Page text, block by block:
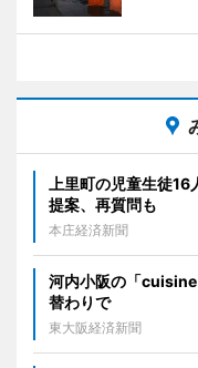
上里町の児童生徒
提案、再質問も
本庄経済新聞
河内小阪の「
替わりで
東大阪経済新聞